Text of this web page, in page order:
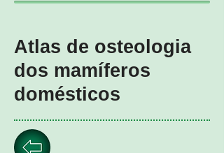
Atlas de osteologia
dos mamíferos
domésticos